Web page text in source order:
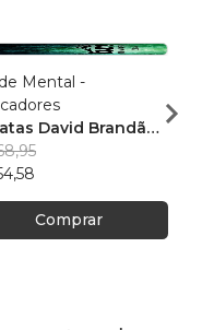
Mental -
David Brandão
Comprar